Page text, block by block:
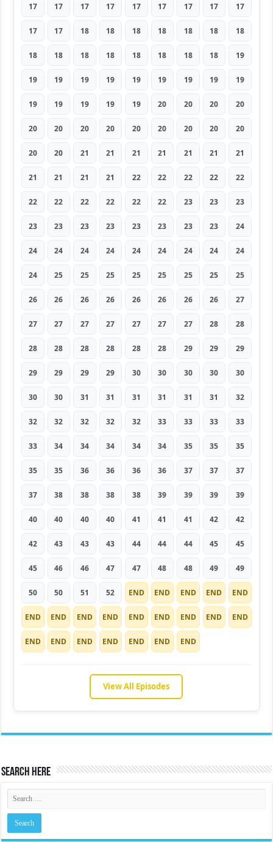
17 17 17 17 17 17 17 17 17
17 17 18 18 18 18 18 18 18
18 18 18 18 18 18 18 18 19
19 19 19 19 19 19 19 19 19
19 19 19 19 19 20 20 20 20
20 20 20 20 20 20 20 20 20
20 20 21 21 21 21 21 21 21
21 21 21 21 22 22 22 22 22
22 22 22 22 22 22 23 23 23
23 23 23 23 23 23 23 23 24
24 24 24 24 24 24 24 24 24
24 25 25 25 25 25 25 25 25
26 26 26 26 26 26 26 26 27
27 27 27 27 27 27 27 28 28
28 28 28 28 28 28 29 29 29
29 29 29 29 30 30 30 30 30
30 30 31 31 31 31 31 31 32
32 32 32 32 32 33 33 33 33
33 34 34 34 34 34 35 35 35
35 35 36 36 36 36 37 37 37
37 38 38 38 38 39 39 39 39
40 40 40 40 41 41 41 42 42
42 43 43 43 44 44 44 45 45
45 46 46 47 47 48 48 49 49
50 50 51 52 END END END END END
END END END END END END END END END
END END END END END END END
View All Episodes
Search Here